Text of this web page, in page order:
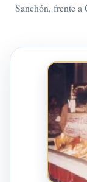
Sanchón, frente